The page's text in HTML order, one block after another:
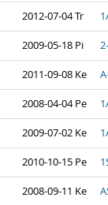
2012-07-04 Tr
2009-05-18 Pi
2011-09-08 Ke
2008-04-04 Pe
2009-07-02 Ke
2010-10-15 Pe
2008-09-11 Ke